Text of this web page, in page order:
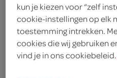
ideaal voor het binden
stoofschotels en meer
een van de vaste
kun je kiezen voor “zelf
cookie-instellingen op elk
toestemming intrekken.
cookies die wij gebruiken
vind je in ons cookiebeleid.